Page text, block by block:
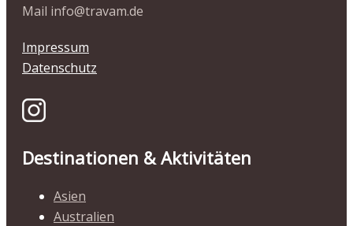
Mail info@travam.de
Impressum
Datenschutz
Destinationen & Aktivitäten
Asien
Australien